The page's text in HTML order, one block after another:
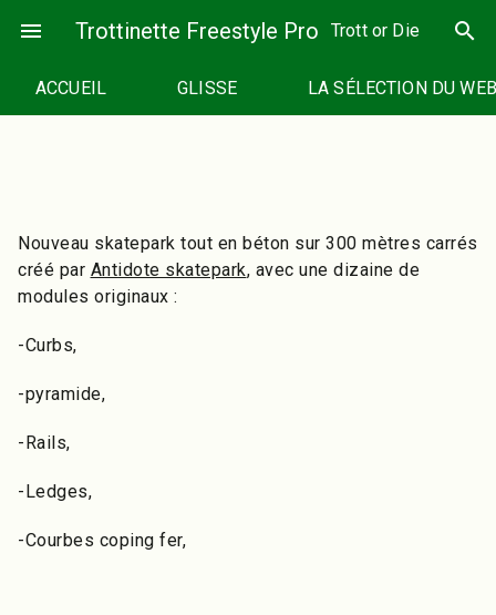
menu Trottinette Freestyle Pro Trott or Die search
ACCUEIL GLISSE LA SÉLECTION DU
Nouveau skatepark tout en béton sur 300 mètres carrés
créé par Antidote skatepark, avec une dizaine de
modules originaux :
-Curbs,
-pyramide,
-Rails,
-Ledges,
-Courbes coping fer,